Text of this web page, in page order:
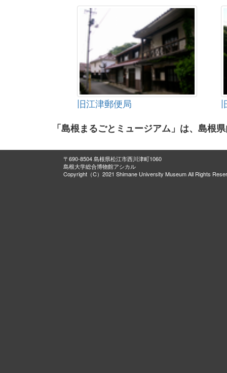
旧江津郵便局
「島根まるごとミュージアム」は、島根
〒690-8504 島根県松江市西川津町1060
島根大学総合博物館アシカル
Copyright（C）2021 Shimane University Museum All Rights